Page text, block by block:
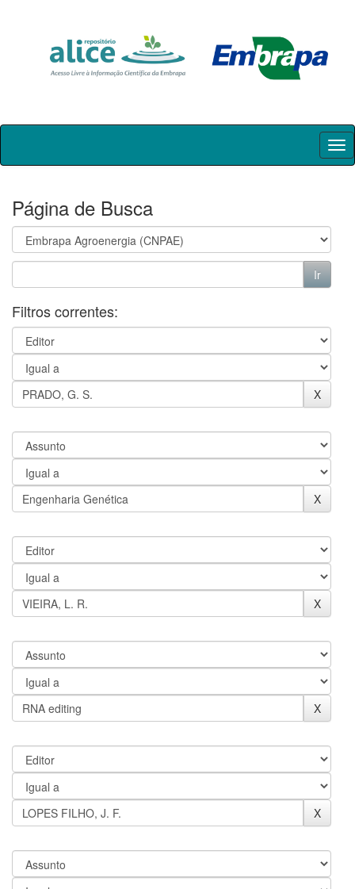
Skip
Página de Busca
Filtros correntes: